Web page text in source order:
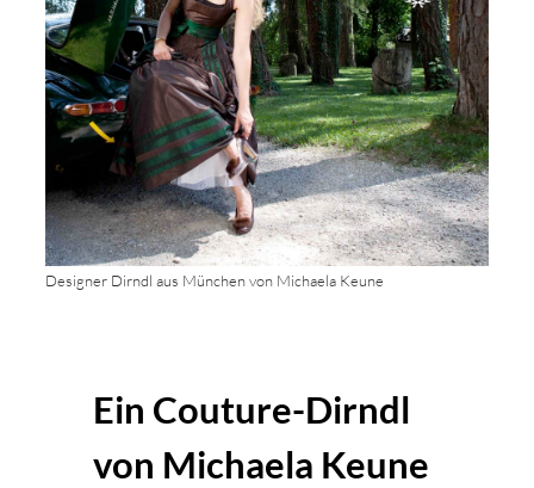
Designer Dirndl aus München von Michaela Keune
Ein Couture-Dirndl
von Michaela Keune